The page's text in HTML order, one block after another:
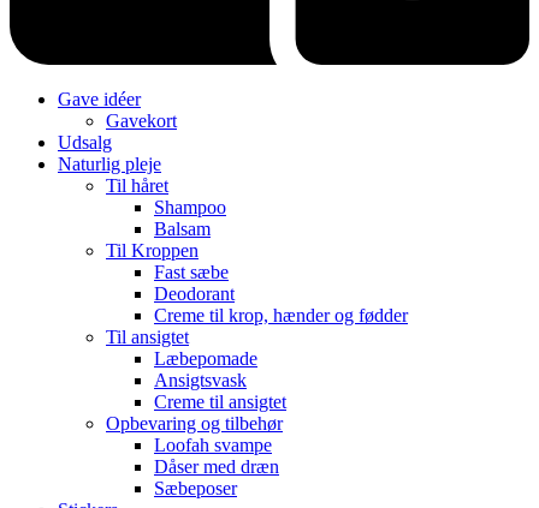
Gave idéer
Gavekort
Udsalg
Naturlig pleje
Til håret
Shampoo
Balsam
Til Kroppen
Fast sæbe
Deodorant
Creme til krop, hænder og fødder
Til ansigtet
Læbepomade
Ansigtsvask
Creme til ansigtet
Opbevaring og tilbehør
Loofah svampe
Dåser med dræn
Sæbeposer